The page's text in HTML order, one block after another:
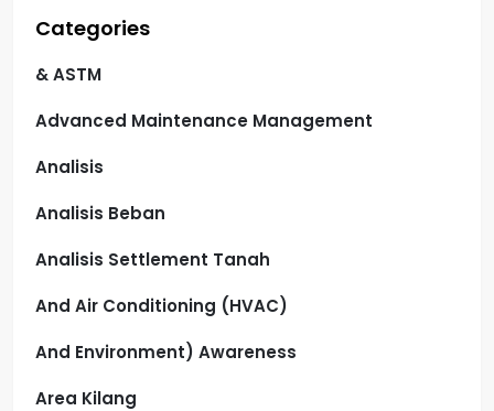
Categories
& ASTM
Advanced Maintenance Management
Analisis
Analisis Beban
Analisis Settlement Tanah
And Air Conditioning (HVAC)
And Environment) Awareness
Area Kilang